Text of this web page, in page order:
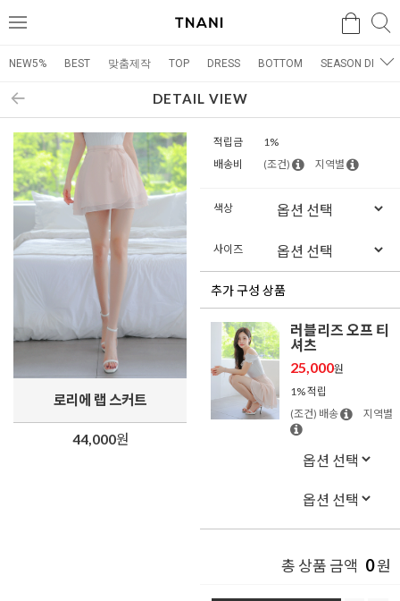
메
검색
NEW5% BEST 맞춤제작 TOP DRESS BOTTOM SEASON DRESS
DETAIL VIEW
로리에 랩 스커트
44,000원
적립금
1%
배송비
(조건) 지역별
색상
사이즈
추가 구성 상품
러블리즈 오프 티
셔츠
25,000원
1% 적립
(조건) 배송
지역별
총 상품 금액 0원